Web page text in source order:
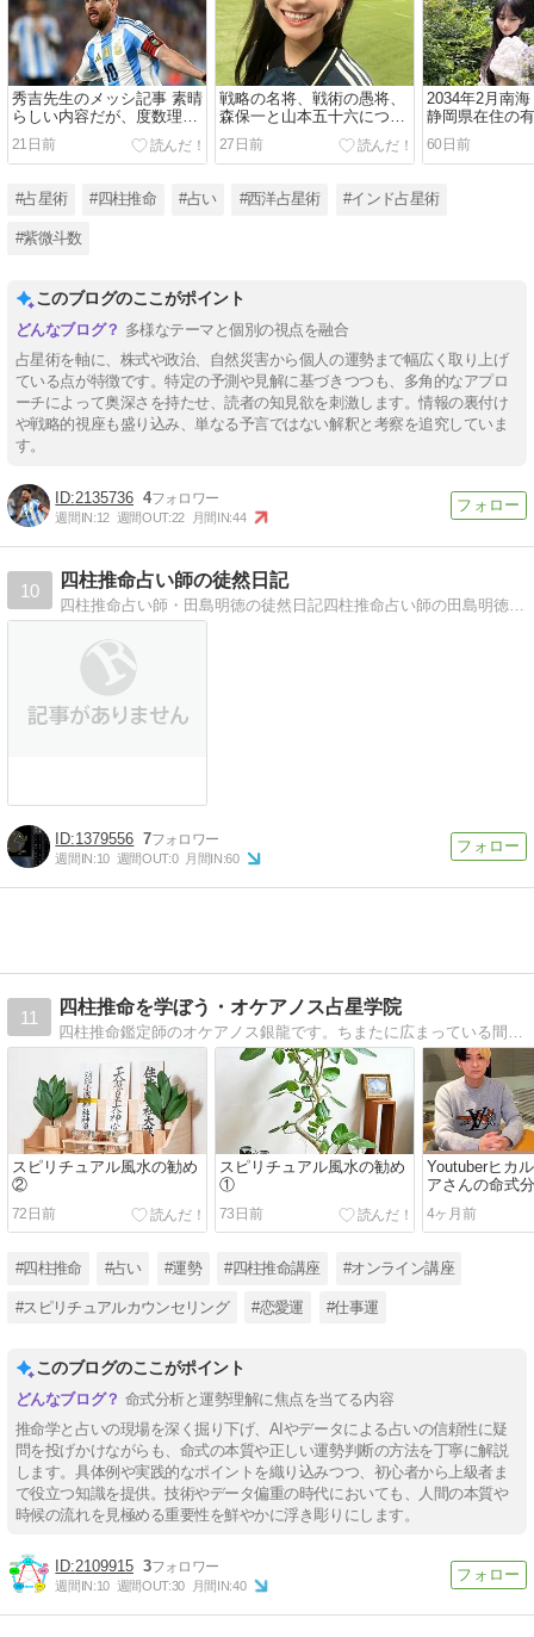
秀吉先生のメッシ記事 素晴
らしい内容だが、度数理論
の欠如
21日前
戦略の名将、戦術の愚将、
森保一と山本五十六につい
27日前
2034年2月南
静岡県在住の
動産運
60日前
#占星術 #四柱推命 #占い #西洋占星術 #インド占星術
#紫微斗数
このブログのここがポイント
多様なテーマと個別の視点を融合
占星術を軸に、株式や政治、自然災害から個人の運勢まで幅広く取り上げ
ている点が特徴です。特定の予測や見解に基づきつつも、多角的なアプロ
ーチによって奥深さを持たせ、読者の知見欲を刺激します。情報の裏付け
や戦略的視座も盛り込み、単なる予言ではない解釈と考察を追究していま
す。
2135736 4
週間IN:12 週間OUT:22 月間IN:44
10
四柱推命占い師の徒然日記
1379556 7
週間IN:10 週間OUT:0 月間IN:60
11
四柱推命を学ぼう・オケアノス占星学院
スピリチュアル風水の勧め
②
72日前
スピリチュアル風水の勧め
①
73日前
Youtuberヒカ
アさんの命式
4ヶ月前
#四柱推命 #占い #運勢 #四柱推命講座 #オンライン講座
#スピリチュアルカウンセリング #恋愛運 #仕事運
このブログのここがポイント
命式分析と運勢理解に焦点を当てる内容
推命学と占いの現場を深く掘り下げ、AIやデータによる占いの信頼性に疑
問を投げかけながらも、命式の本質や正しい運勢判断の方法を丁寧に解説
します。具体例や実践的なポイントを織り込みつつ、初心者から上級者ま
で役立つ知識を提供。技術やデータ偏重の時代においても、人間の本質や
時候の流れを見極める重要性を鮮やかに浮き彫りにします。
2109915 3
週間IN:10 週間OUT:30 月間IN:40